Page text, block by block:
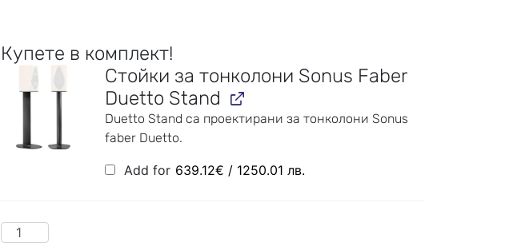
Купете в комплект!
Стойки за тонколони Sonus Faber
Duetto Stand
Duetto Stand са проектирани за тонколони Sonus
faber Duetto.
Add for 639.12€ / 1250.01 лв.